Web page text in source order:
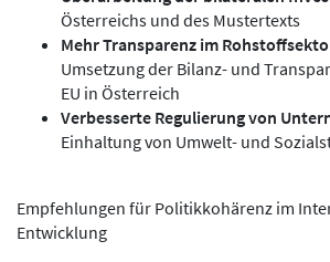
Österreichs und des Mustertexts
Mehr Transparenz im
Umsetzung der Bilanz- und
EU in Österreich
Verbesserte Regulierung von
Einhaltung von Umwelt- und
Empfehlungen für Politikkohärenz im
Entwicklung